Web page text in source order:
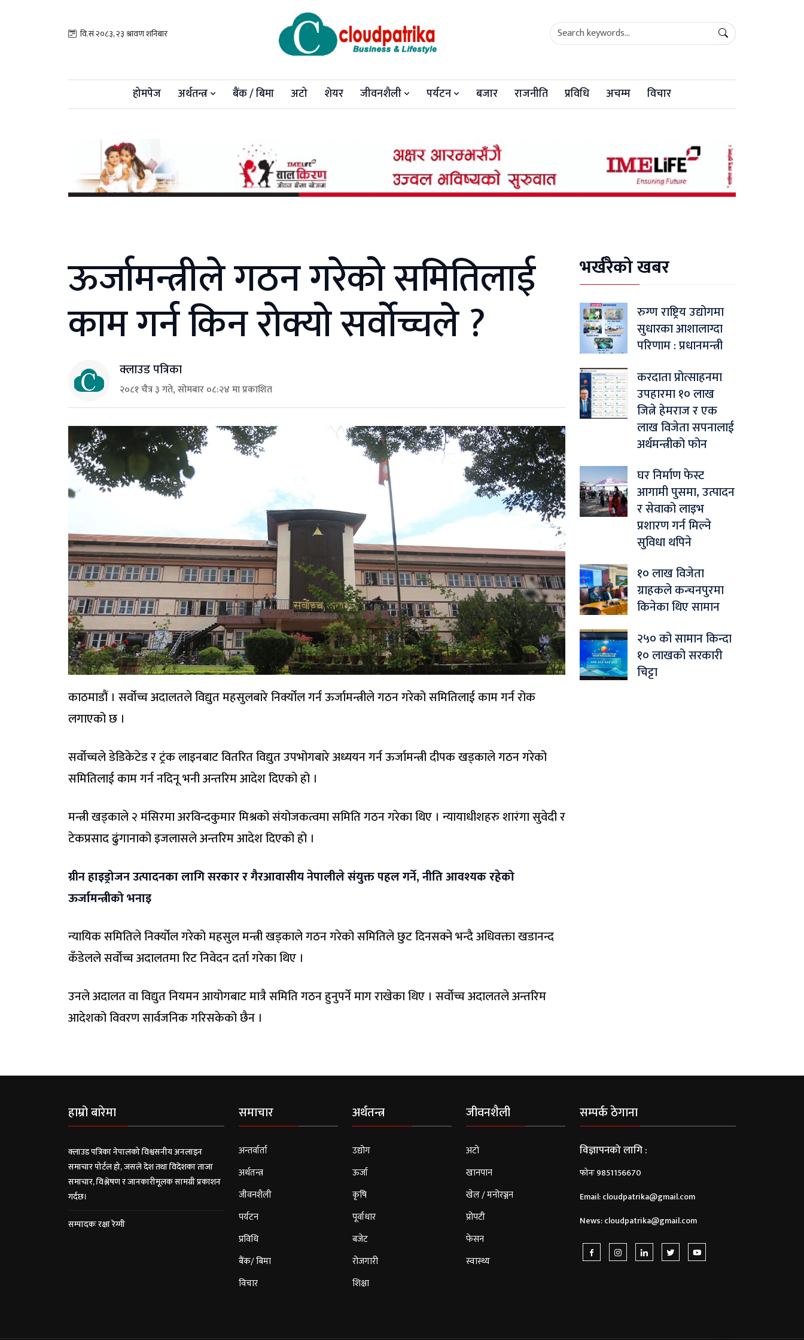
वि.सं २०८३, २३ श्रावण शनिबार
होमपेज अर्थतन्त्र बैंक / बिमा अटो शेयर जीवनशैली पर्यटन बजार राजनीति प्रविधि अचम्म विचार
ऊर्जामन्त्रीले गठन गरेको समितिलाई
काम गर्न किन रोक्यो सर्वोच्चले ?
क्लाउड पत्रिका
२०८१ चैत्र ३ गते, सोमबार ०८:२४ मा प्रकाशित
काठमाडौं । सर्वोच्च अदालतले विद्युत महसुलबारे निर्क्योल गर्न ऊर्जामन्त्रीले गठन गरेको समितिलाई काम गर्न रोक
लगाएको छ ।
सर्वोच्चले डेडिकेटेड र ट्रंक लाइनबाट वितरित विद्युत उपभोगबारे अध्ययन गर्न ऊर्जामन्त्री दीपक खड्काले गठन गरेको
समितिलाई काम गर्न नदिनू भनी अन्तरिम आदेश दिएको हो ।
मन्त्री खड्काले २ मंसिरमा अरविन्दकुमार मिश्रको संयोजकत्वमा समिति गठन गरेका थिए । न्यायाधीशहरु शारंगा सुवेदी र
टेकप्रसाद ढुंगानाको इजलासले अन्तरिम आदेश दिएको हो ।
ग्रीन हाइड्रोजन उत्पादनका लागि सरकार र गैरआवासीय नेपालीले संयुक्त पहल गर्ने, नीति आवश्यक रहेको
ऊर्जामन्त्रीको भनाइ
न्यायिक समितिले निर्क्योल गरेको महसुल मन्त्री खड्काले गठन गरेको समितिले छुट दिनसक्ने भन्दै अधिवक्ता खडानन्द
कँडेलले सर्वोच्च अदालतमा रिट निवेदन दर्ता गरेका थिए ।
उनले अदालत वा विद्युत नियमन आयोगबाट मात्रै समिति गठन हुनुपर्ने माग राखेका थिए । सर्वोच्च अदालतले अन्तरिम
आदेशको विवरण सार्वजनिक गरिसकेको छैन ।
भर्खरैको खबर
रुग्ण राष्ट्रिय उद्योगमा
सुधारका आशालाग्दा
परिणाम : प्रधानमन्त्री
करदाता प्रोत्साहनमा
उपहारमा १० लाख
जित्ने हेमराज र एक
लाख विजेता सपनालाई
अर्थमन्त्रीको फोन
घर निर्माण फेस्ट
आगामी पुसमा, उत्पादन
र सेवाको लाइभ
प्रशारण गर्न मिल्ने
सुविधा थपिने
१० लाख विजेता
ग्राहकले कन्चनपुरमा
किनेका थिए सामान
२५० को सामान किन्दा
१० लाखको सरकारी
चिट्टा
हाम्रो बारेमा
क्लाउड पत्रिका नेपालको विश्वसनीय अनलाइन
समाचार पोर्टल हो, जसले देश तथा विदेशका ताजा
समाचार, विश्लेषण र जानकारीमूलक सामग्री प्रकाशन
गर्दछ।
सम्पादकः रक्षा रेग्मी
समाचार
अन्तर्वार्ता
अर्थतन्त्र
जीवनशैली
पर्यटन
प्रविधि
बैंक/ बिमा
विचार
अर्थतन्त्र
उद्योग
ऊर्जा
कृषि
पूर्वाधार
बजेट
रोजगारी
शिक्षा
जीवनशैली
अटो
खानपान
खेल / मनोरञ्जन
प्रोपटी
फेसन
स्वास्थ्य
सम्पर्क ठेगाना
विज्ञापनको लागि :
फोनः 9851156670
Email:cloudpatrika@gmail.com
News:cloudpatrika@gmail.com